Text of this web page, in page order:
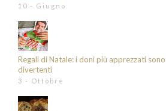
10 - Giugno
Regali di Natale: i doni più apprezzati
divertenti
3 - Ottobre